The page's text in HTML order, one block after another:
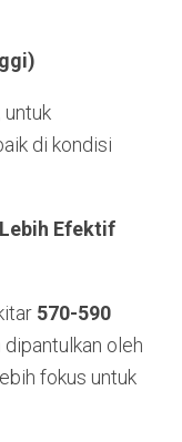
untuk
di kondisi
Efektif
570-590
oleh
fokus untuk